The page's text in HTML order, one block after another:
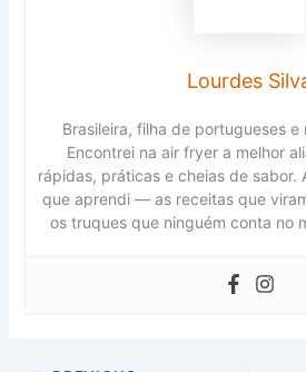
Lourdes
Brasileira, filha de portugueses e
Encontrei na air fryer a melhor
rápidas, práticas e cheias de sabor.
que aprendi — as receitas que
os truques que ninguém conta no